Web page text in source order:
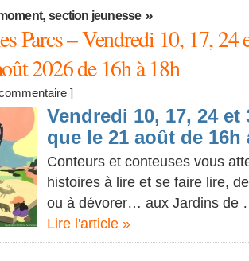
,section jeunesse»
Parcs – Vendredi 10, 17,
2026 de 16h à 18h
]
Vendredi 10, 17, 24
que le 21 août de 16h
Conteurs et conteuses vous
histoires à lire et se faire lire,
ou à dévorer… aux Jardins de
Lire l'article »